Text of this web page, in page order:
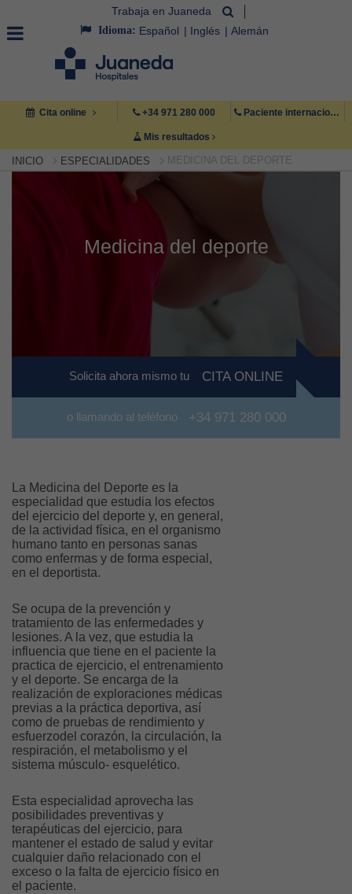
Trabaja en Juaneda
Idioma: Español Inglés Alemán
Cita online +34 971 280 000 Paciente internacional +34 971 222 222
Mis resultados
INICIO ESPECIALIDADES MEDICINA DEL DEPORTE
Medicina del deporte
Solicita ahora mismo tu CITA ONLINE
o llamando al teléfono +34 971 280 000
La Medicina del Deporte es la
especialidad que estudia los efectos
del ejercicio del deporte y, en general,
de la actividad física, en el organismo
humano tanto en personas sanas
como enfermas y de forma especial,
en el deportista.
Se ocupa de la prevención y
tratamiento de las enfermedades y
lesiones. A la vez, que estudia la
influencia que tiene en el paciente la
practica de ejercicio, el entrenamiento
y el deporte. Se encarga de la
realización de exploraciones médicas
previas a la práctica deportiva, así
como de pruebas de rendimiento y
esfuerzodel corazón, la circulación, la
respiración, el metabolismo y el
sistema músculo- esquelético.
Esta especialidad aprovecha las
posibilidades preventivas y
terapéuticas del ejercicio, para
mantener el estado de salud y evitar
cualquier daño relacionado con el
exceso o la falta de ejercicio físico en
el paciente.